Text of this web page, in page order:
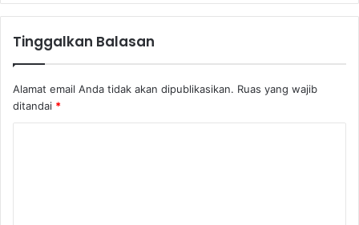
Tinggalkan Balasan
Alamat email Anda tidak akan dipublikasikan. Ruas yang wajib
ditandai *